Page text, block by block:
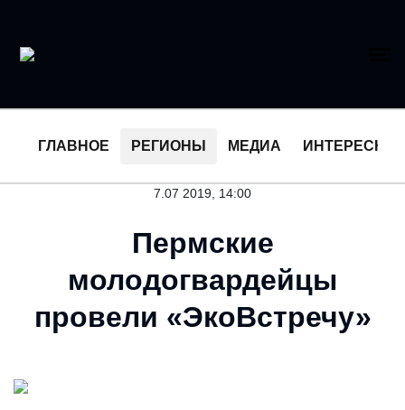
ГЛАВНОЕ РЕГИОНЫ МЕДИА ИНТЕРЕСНОЕ
7.07 2019, 14:00
Пермские
молодогвардейцы
провели «ЭкоВстречу»